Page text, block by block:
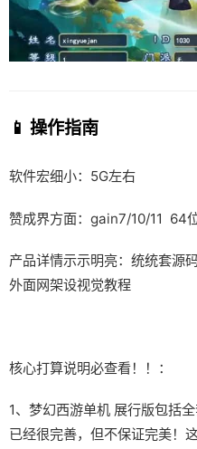
📱 操作指南
软件宏细小：5G左右
赞成界方面：gain7/10/11 64
产品详情示示明亮：统统套源
外面网架设视觉教程
核心打算说明必查看！！：
1、 梦幻西游单机 展行版包括
已经很完善，但不保证完美！